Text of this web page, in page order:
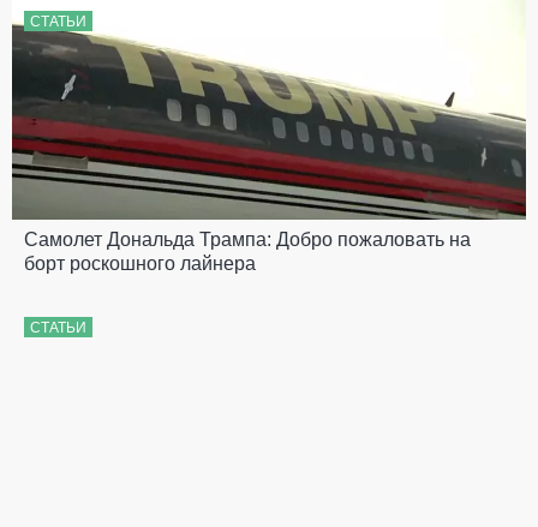
СТАТЬИ
Самолет Дональда Трампа: Добро пожаловать на
борт роскошного лайнера
СТАТЬИ